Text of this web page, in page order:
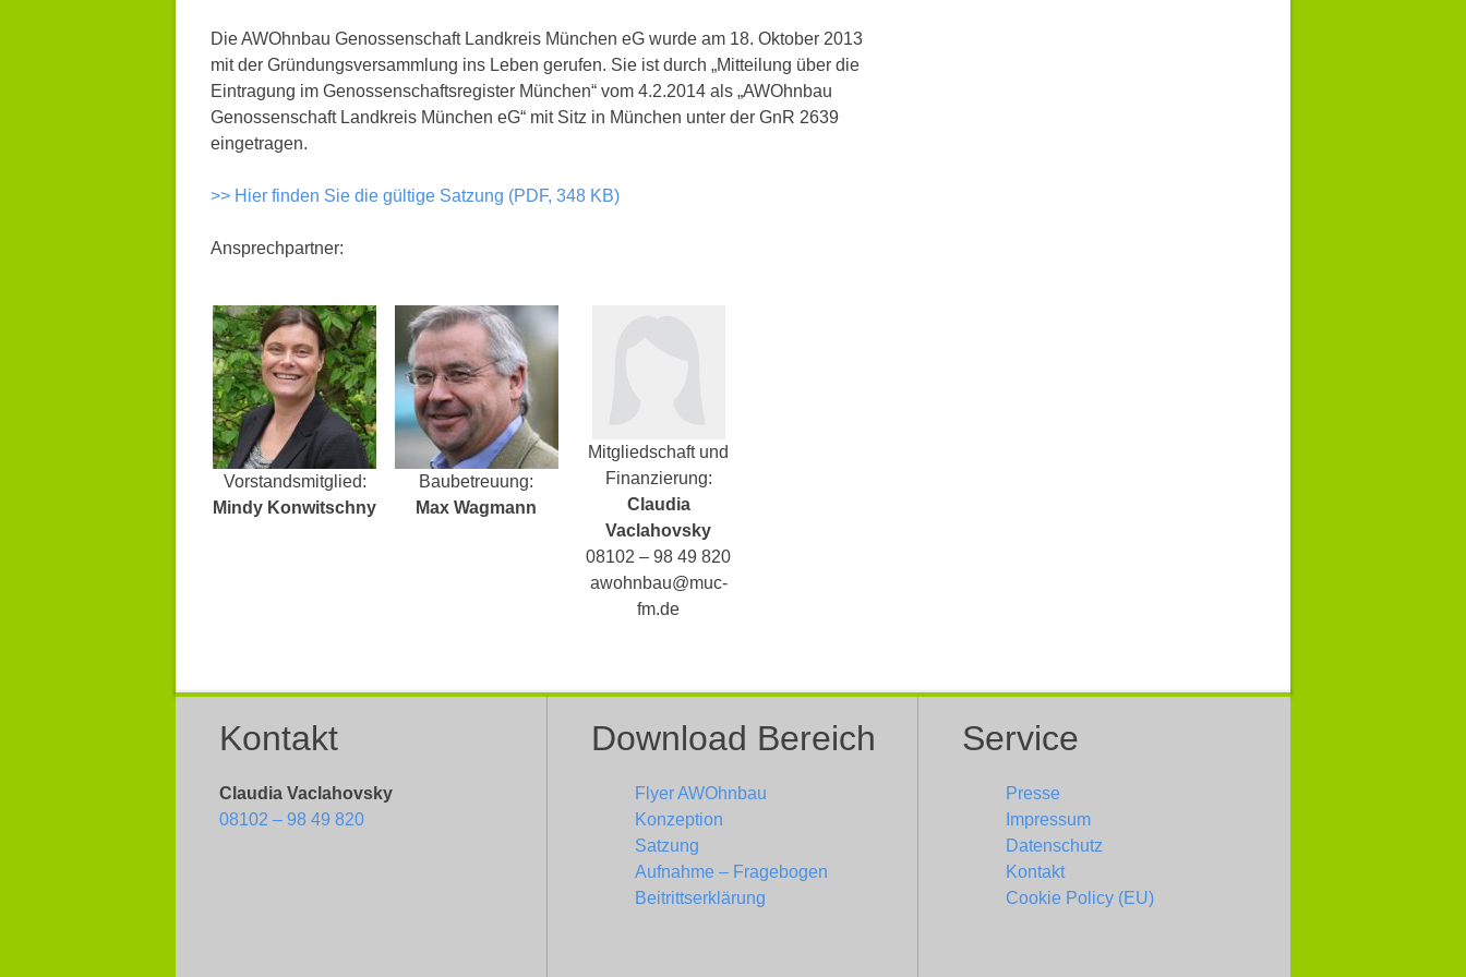
Die AWOhnbau Genossenschaft Landkreis München eG wurde am 18. Oktober 2013
mit der Gründungsversammlung ins Leben gerufen. Sie ist durch „Mitteilung über die
Eintragung im Genossenschaftsregister München“ vom 4.2.2014 als „AWOhnbau
Genossenschaft Landkreis München eG“ mit Sitz in München unter der GnR 2639
eingetragen.
>> Hier finden Sie die gültige Satzung (PDF, 348 KB)
Ansprechpartner:
Vorstandsmitglied:
Mindy Konwitschny
Baubetreuung:
Max Wagmann
Mitgliedschaft und
Finanzierung:
Claudia
Vaclahovsky
08102 – 98 49 820
awohnbau@muc-
fm.de
Kontakt
Claudia Vaclahovsky
08102 – 98 49 820
Download Bereich
Flyer AWOhnbau
Konzeption
Satzung
Aufnahme – Fragebogen
Beitrittserklärung
Service
Presse
Impressum
Datenschutz
Kontakt
Cookie Policy (EU)